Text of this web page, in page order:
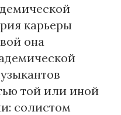
карьеры
она
той или иной
солистом